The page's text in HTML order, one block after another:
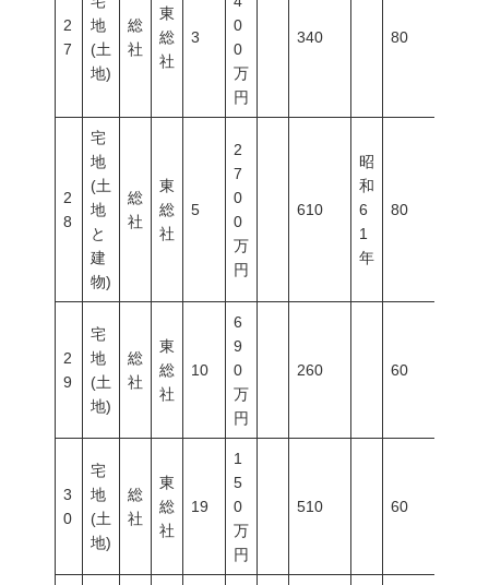
2
7
地
(土
地)
総
社
東
総
社
3
0
0
万
円
340 80
2
8
宅
地
(土
地
と
建
物)
総
社
東
総
社
5
2
7
0
0
万
円
610
昭
和
6
1
年
80
2
9
宅
地
(土
地)
総
社
東
総
社
10
6
9
0
万
円
260 60
3
0
宅
地
(土
地)
総
社
東
総
社
19
1
5
0
万
円
510 60